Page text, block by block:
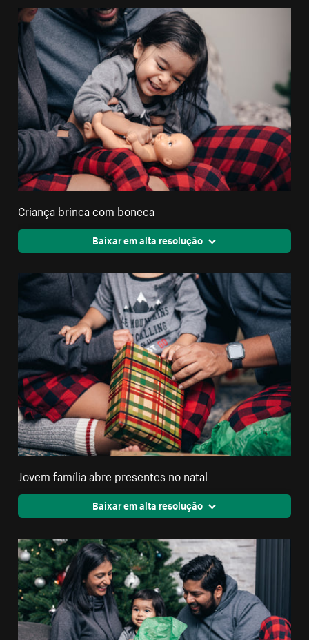
Criança brinca com boneca
Baixar em alta resolução
Jovem família abre presentes no natal
Baixar em alta resolução